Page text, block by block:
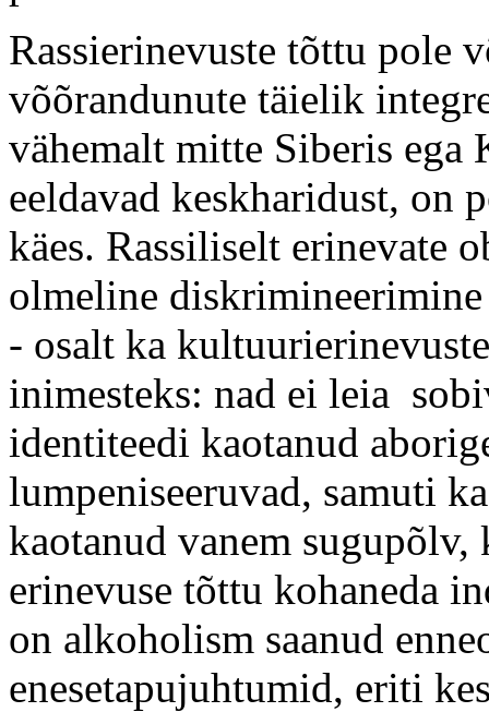
Rassierinevuste tõttu pole
võõrandunute täielik
vähemalt mitte Siberis ega
eeldavad keskharidust, on
käes. Rassiliselt erinevate
olmeline
- osalt ka
inimesteks: nad ei leia
identiteedi kaotanud
lumpeniseeruvad, samuti
kaotanud vanem
erinevuse tõttu kohaneda
on alkoholism saanud
enesetapujuhtumid, eriti